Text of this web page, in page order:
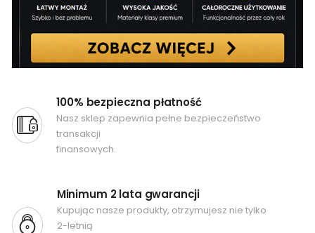
100% bezpieczna płatność
Nasz sklep zapewnia pełne bezpieczeństwo
transakcji
finansowych.
Minimum 2 lata gwarancji
Kupując nasze produkty, otrzymujesz nie tylko
2-letnią